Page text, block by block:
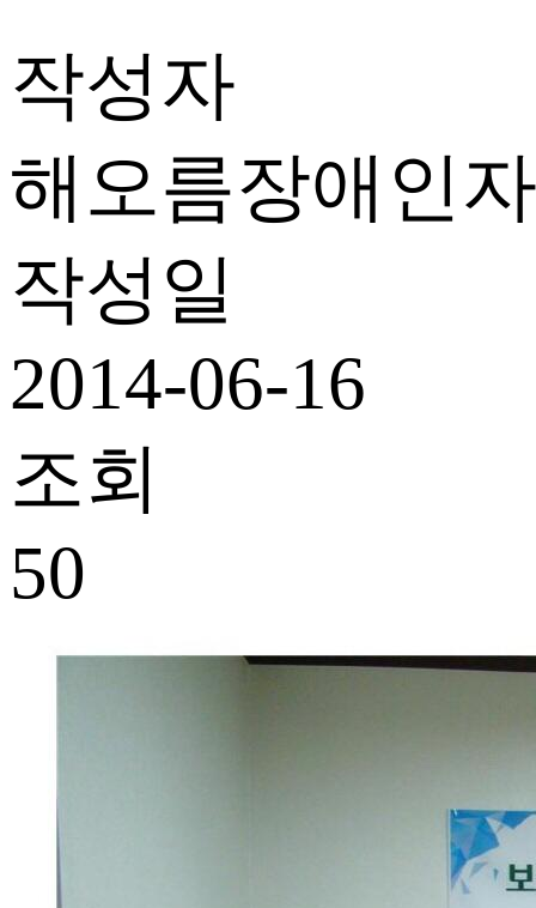
작성자
해오름장애인
작성일
2014-06-16
조회
50